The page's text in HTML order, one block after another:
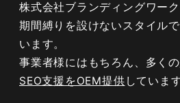
策に沿って解説していきます
株式会社ブランディングワー
期間縛りを設けないスタイル
います。
事業者様にはもちろん、多くの
SEO支援をOEM提供 しています